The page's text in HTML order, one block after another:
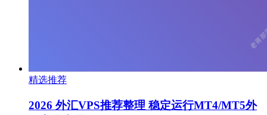
精选推荐
2026 外汇VPS推荐整理 稳定运行MT4/MT5外